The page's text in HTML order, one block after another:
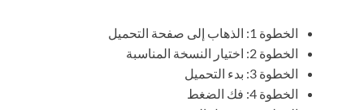
الخطوة 1: الذهاب إلى صفحة التحميل
الخطوة 2: اختيار النسخة المناسبة
الخطوة 3: بدء التحميل
الخطوة 4: فك الضغط